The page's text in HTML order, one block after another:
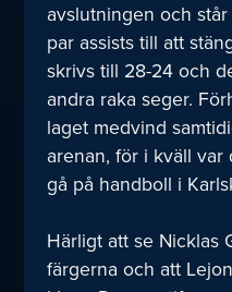
avslutningen och
par assists till att
skrivs till 28-24 och
andra raka seger.
laget medvind
arenan, för i kväll
gå på handboll i
Härligt att se Nicklas
färgerna och att